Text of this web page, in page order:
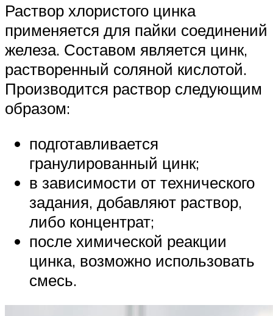
Раствор хлористого цинка
применяется для пайки соединений
железа. Составом является цинк,
растворенный соляной кислотой.
Производится раствор следующим
образом:
подготавливается
гранулированный цинк;
в зависимости от технического
задания, добавляют раствор,
либо концентрат;
после химической реакции
цинка, возможно использовать
смесь.